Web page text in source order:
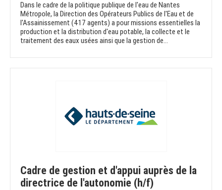
Dans le cadre de la politique publique de l'eau de Nantes
Métropole, la Direction des Opérateurs Publics de l'Eau et de
l'Assainissement (417 agents) a pour missions essentielles la
production et la distribution d'eau potable, la collecte et le
traitement des eaux usées ainsi que la gestion de...
Cadre de gestion et d'appui auprès de la
directrice de l'autonomie (h/f)